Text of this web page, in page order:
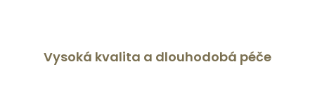
Vysoká kvalita a dlouhodobá péče